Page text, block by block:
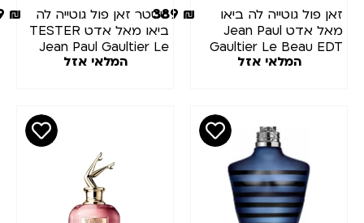
זאן פול גוטייה לה ביאו
מאל אדט Jean Paul
Gaultier Le Beau EDT
389
המלאי אזל
טסטר זאן פול גוטייה לה
ביאו מאל אדט TESTER
Jean Paul Gaultier Le
Beau EDT 125ml
299 ₪
המלאי אזל